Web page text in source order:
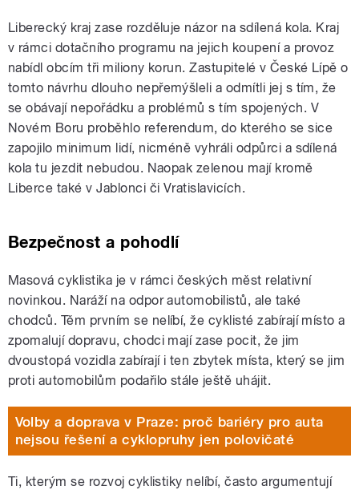
Liberecký kraj zase rozděluje názor na sdílená kola. Kraj
v rámci dotačního programu na jejich koupení a provoz
nabídl obcím tři miliony korun. Zastupitelé v České Lípě o
tomto návrhu dlouho nepřemýšleli a odmítli jej s tím, že
se obávají nepořádku a problémů s tím spojených. V
Novém Boru proběhlo referendum, do kterého se sice
zapojilo minimum lidí, nicméně vyhráli odpůrci a sdílená
kola tu jezdit nebudou. Naopak zelenou mají kromě
Liberce také v Jablonci či Vratislavicích.
Bezpečnost a pohodlí
Masová cyklistika je v rámci českých měst relativní
novinkou. Naráží na odpor automobilistů, ale také
chodců. Těm prvním se nelíbí, že cyklisté zabírají místo a
zpomalují dopravu, chodci mají zase pocit, že jim
dvoustopá vozidla zabírají i ten zbytek místa, který se jim
proti automobilům podařilo stále ještě uhájit.
Volby a doprava v Praze: proč bariéry pro auta
nejsou řešení a cyklopruhy jen polovičaté
Ti, kterým se rozvoj cyklistiky nelíbí, často argumentují